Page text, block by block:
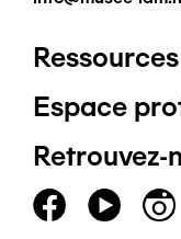
Pied
de
page
Espace
Retrouvez-